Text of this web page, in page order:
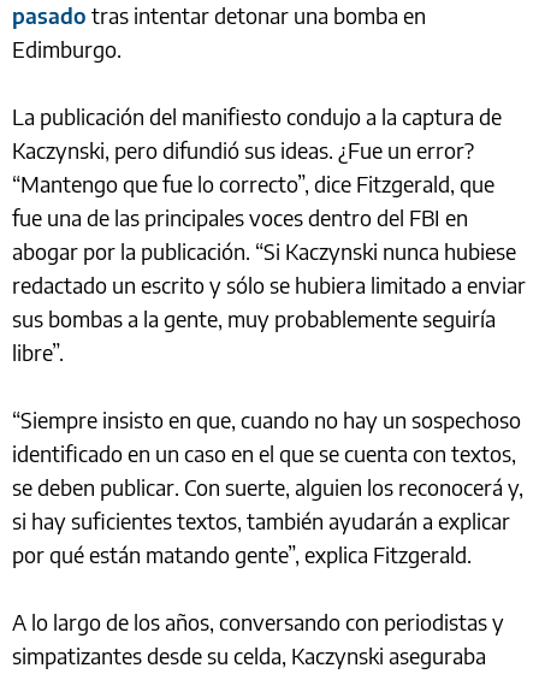
pasado tras intentar detonar una bomba en
Edimburgo.
La publicación del manifiesto condujo a la captura de
Kaczynski, pero difundió sus ideas. ¿Fue un error?
“Mantengo que fue lo correcto”, dice Fitzgerald, que
fue una de las principales voces dentro del FBI en
abogar por la publicación. “Si Kaczynski nunca hubiese
redactado un escrito y sólo se hubiera limitado a enviar
sus bombas a la gente, muy probablemente seguiría
libre”.
“Siempre insisto en que, cuando no hay un sospechoso
identificado en un caso en el que se cuenta con textos,
se deben publicar. Con suerte, alguien los reconocerá y,
si hay suficientes textos, también ayudarán a explicar
por qué están matando gente”, explica Fitzgerald.
A lo largo de los años, conversando con periodistas y
simpatizantes desde su celda, Kaczynski aseguraba